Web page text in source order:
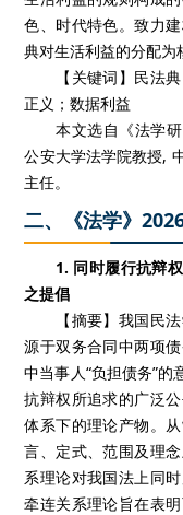
色、时代特色。致力
典对生活利益的分配为
【关键词】民法典
正义；数据利益
本文选自《法学研
公安大学法学院教授,
主任。
二、《法学》
1. 同时履行抗辩
之提倡
【摘要】我国民法
源于双务合同中两项
中当事人“负担债务”
抗辩权所追求的广泛
体系下的理论产物。
言、定式、范围及理
系理论对我国法上同
牵连关系理论旨在表